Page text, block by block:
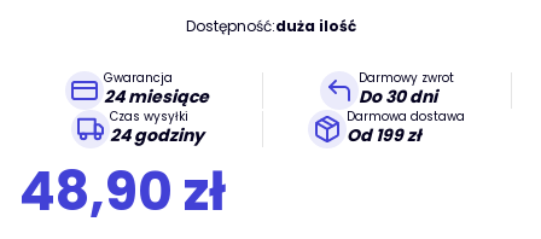
Dostępność:duża ilość
Gwarancja
24 miesiące
Darmowy zwrot
Do 30 dni
Czas wysyłki
24 godziny
Darmowa dostawa
Od 199 zł
Cena
48,90 zł